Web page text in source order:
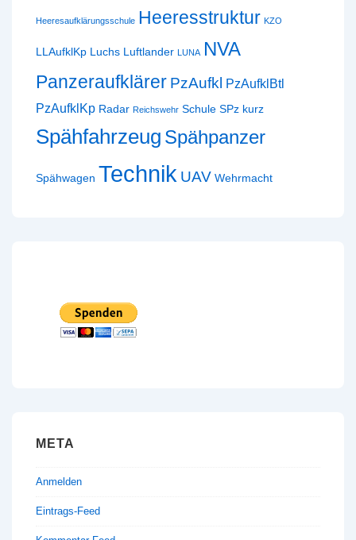
Heeresaufklärungsschule Heeresstruktur KZO
LLAufklKp Luchs Luftlander LUNA NVA
Panzeraufklärer PzAufkl
PzAufklBtl
PzAufklKp Radar Reichswehr Schule SPz kurz
Spähfahrzeug Spähpanzer
Spähwagen Technik UAV Wehrmacht
META
Anmelden
Eintrags-Feed